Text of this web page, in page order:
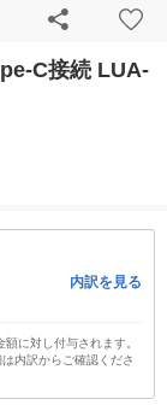
C接続 LUA-
内訳を見る
に対し付与されます。
内訳からご確認くださ